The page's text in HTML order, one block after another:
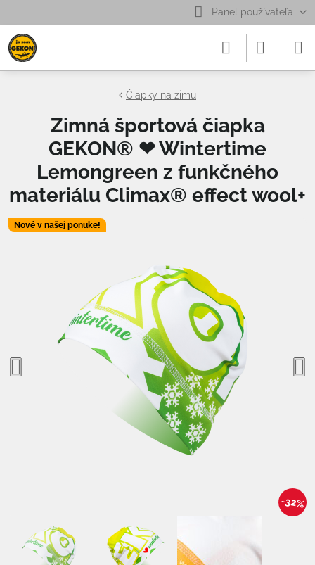
Panel používateľa
Nové v našej ponuke!
32%
Čiapky na zimu
Zimná športová čiapka
GEKON® ❤ Wintertime
Lemongreen z funkčného
materiálu Climax® effect wool+